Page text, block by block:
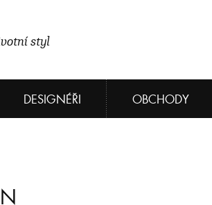
styl
DESIGNÉŘI OBCHODY